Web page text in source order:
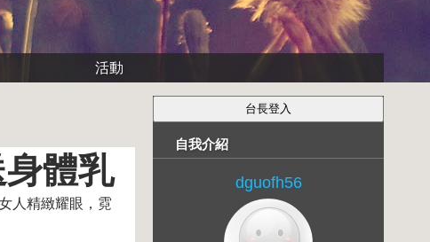
活動
體乳
人精緻耀眼，霓
自我介紹
dguofh56